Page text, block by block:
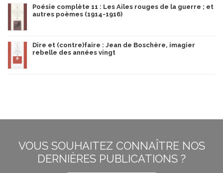
Poésie complète 11 : Les Ailes rouges de la guerre ; et
autres poèmes (1914-1916)
Dire et (contre)faire : Jean de Boschère, imagier
rebelle des années vingt
VOUS SOUHAITEZ CONNAÎTRE NOS
DERNIÈRES PUBLICATIONS ?